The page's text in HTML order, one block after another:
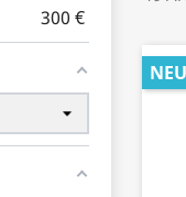
300 €
NEU